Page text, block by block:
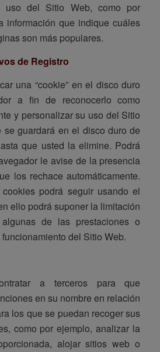
uso del Sitio Web, como por
información que indique cuáles
son más populares.
de Registro
una “cookie” en el disco duro
a fin de reconocerlo como
y personalizar su uso del Sitio
se guardará en el disco duro de
que usted la elimine. Podrá
le avise de la presencia
los rechace automáticamente.
podrá seguir usando el
ello podrá suponer la limitación
de las prestaciones o
del Sitio Web.
a terceros para que
en su nombre en relación
los que se puedan recoger sus
como por ejemplo, analizar la
alojar sitios web o